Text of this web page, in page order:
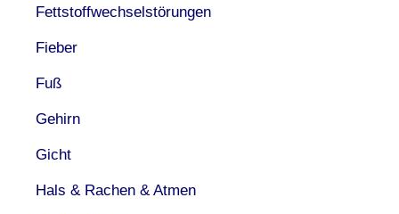
Fettstoffwechselstörungen
Fieber
Fuß
Gehirn
Gicht
Hals & Rachen & Atmen